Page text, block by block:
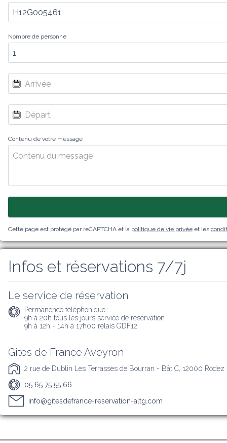
Nombre de personne
Contenu de votre message
Cette page est protégé par reCAPTCHA et la politique de vie privée et les
Infos et réservations 7/7j
Le service de réservation
Permanence téléphonique :
9h à 20h tous les jours service de réservation
9h à 12h - 14h à 17h00 relais GDF12
Gîtes de France Aveyron
2 rue de Dublin Les Terrasses de Bourran - Bât C, 12000 Rodez
05 65 75 55 66
info@gitesdefrance-reservation-altg.com